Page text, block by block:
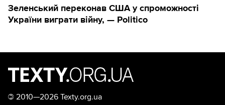
Зеленський переконав США у спроможності
України виграти війну, — Politico
© 2010—2026 Texty.org.ua